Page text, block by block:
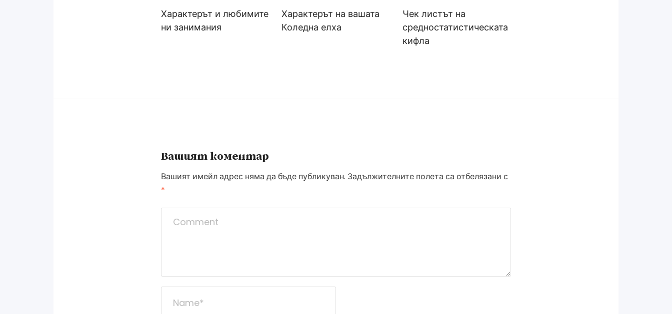
Характерът и любимите
ни занимания
Характерът на вашата
Коледна елха
Чек листът на
средностатистическата
кифла
Вашият коментар
Вашият имейл адрес няма да бъде публикуван. Задължителните полета са отбелязани с
*